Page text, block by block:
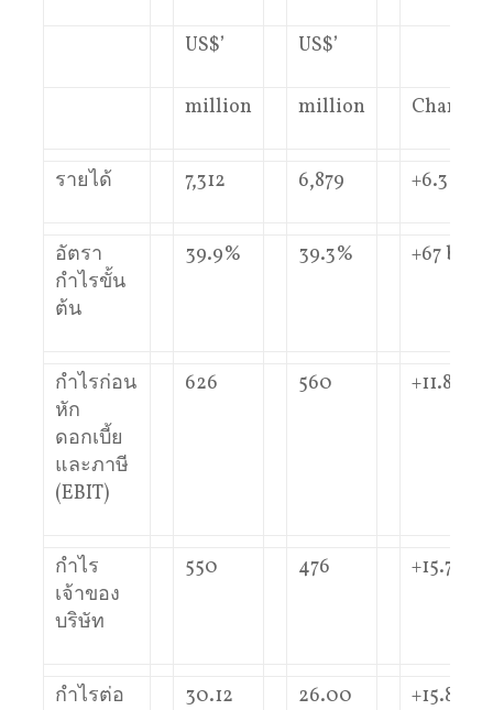
US$’ US$’
million million Changes
รายได้ 7,312 6,879 +6.3%
อัตรา
กำไรขั้น
ต้น
39.9% 39.3% +67 bps
กำไรก่อน
หัก
ดอกเบี้ย
และภาษี
(EBIT)
626 560 +11.8%
กำไร
เจ้าของ
บริษัท
550 476 +15.7%
กำไรต่อ 30.12 26.00 +15.8%